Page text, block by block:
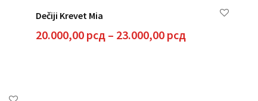
Dečiji Krevet Mia
20.000,00 рсд – 23.000,00 рсдRaspon